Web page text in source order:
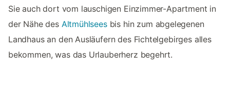
Sie auch dort vom lauschigen Einzimmer-Apartment in
der Nähe des Altmühlseesbis hin zum abgelegenen
Landhaus an den Ausläufern des Fichtelgebirges alles
bekommen, was das Urlauberherz begehrt.